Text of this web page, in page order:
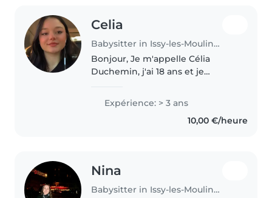
Celia
Babysitter in Issy-les-Moulineaux
Bonjour, Je m'appelle Célia
Duchemin, j'ai 18 ans et je
sitting. J'ai plusieurs années
d'expérience, ayant commencé
le baby-sitting dès l'âge de 16
Expérience: > 3 ans
10,00 €/heure
Nina
Babysitter in Issy-les-Moulineaux